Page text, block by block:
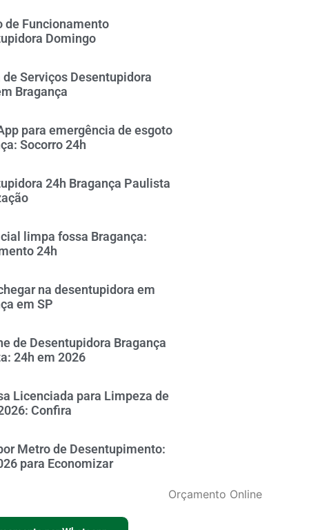
de Funcionamento
Domingo
de Serviços Desentupidora
Bragança
para emergência de esgoto
Socorro 24h
24h Bragança Paulista
limpa fossa Bragança:
24h
na desentupidora em
em SP
de Desentupidora Bragança
24h em 2026
Licenciada para Limpeza de
Confira
Metro de Desentupimento:
para Economizar